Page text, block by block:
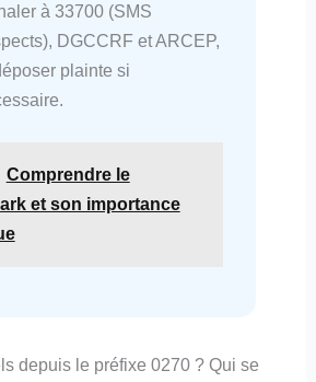
à 33700 (SMS
DGCCRF et ARCEP,
plainte si
Comprendre le
et son importance
depuis le préfixe 0270 ? Qui se